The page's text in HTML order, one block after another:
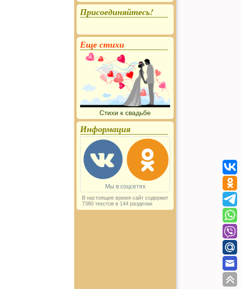
Присоединяйтесь!
Еще стихи
Стихи к свадьбе
Информация
Мы в соцсетях
В настоящее время сайт содержит
7380 текстов в 144 разделах